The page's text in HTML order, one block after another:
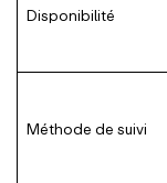
Disponibilité
Méthode de suivi